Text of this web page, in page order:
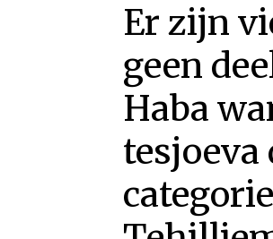
Er zijn
geen
Haba
tesjoeva